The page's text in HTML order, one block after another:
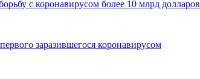
с коронавирусом более 10 млрд долларов
заразившегося коронавирусом